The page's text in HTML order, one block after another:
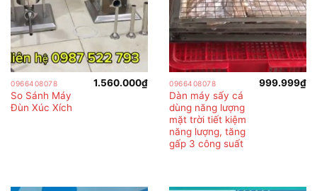
0966408078
So Sánh Máy
Đùn Xúc Xích
1.560.000₫ 0966408078
Dàn máy sấy cá
dùng năng lượng
mặt trời tiết kiệm
năng lượng, tăng
gấp 3 công suất
999.999₫